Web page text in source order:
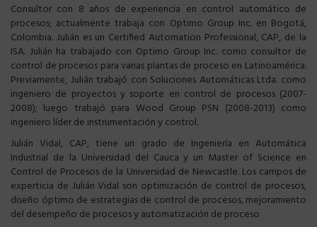
Consultor con 8 años de experiencia en control automático de
procesos; actualmente trabaja con Optimo Group Inc. en Bogotá,
Colombia. Julián es un Certified Automation Professional, CAP, de la
ISA. Julián ha trabajado con Optimo Group Inc. como consultor de
control de procesos para varias plantas de proceso en Latinoamérica.
Previamente, Julián trabajó con Soluciones Automáticas Ltda. como
ingeniero de proyectos y soporte en control de procesos (2007-
2008); luego trabajó para Wood Group PSN (2008-2013) como
ingeniero líder de instrumentación y control.
Julián Vidal, CAP, tiene un grado de Ingeniería en Automática
Industrial de la Universidad del Cauca y un Master of Science en
Control de Procesos de la Universidad de Newcastle. Los campos de
experticia de Julián Vidal son optimización de control de procesos,
diseño óptimo de estrategias de control de procesos, mejoramiento
del desempeño de procesos y automatización de proceso